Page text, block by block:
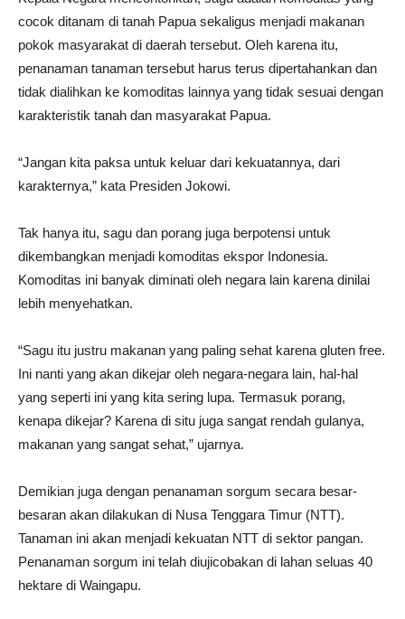
cocok ditanam di tanah Papua sekaligus menjadi makanan
pokok masyarakat di daerah tersebut. Oleh karena itu,
penanaman tanaman tersebut harus terus dipertahankan dan
tidak dialihkan ke komoditas lainnya yang tidak sesuai dengan
karakteristik tanah dan masyarakat Papua.
“Jangan kita paksa untuk keluar dari kekuatannya, dari
karakternya,” kata Presiden Jokowi.
Tak hanya itu, sagu dan porang juga berpotensi untuk
dikembangkan menjadi komoditas ekspor Indonesia.
Komoditas ini banyak diminati oleh negara lain karena dinilai
lebih menyehatkan.
“Sagu itu justru makanan yang paling sehat karena gluten free.
Ini nanti yang akan dikejar oleh negara-negara lain, hal-hal
yang seperti ini yang kita sering lupa. Termasuk porang,
kenapa dikejar? Karena di situ juga sangat rendah gulanya,
makanan yang sangat sehat,” ujarnya.
Demikian juga dengan penanaman sorgum secara besar-
besaran akan dilakukan di Nusa Tenggara Timur (NTT).
Tanaman ini akan menjadi kekuatan NTT di sektor pangan.
Penanaman sorgum ini telah diujicobakan di lahan seluas 40
hektare di Waingapu.